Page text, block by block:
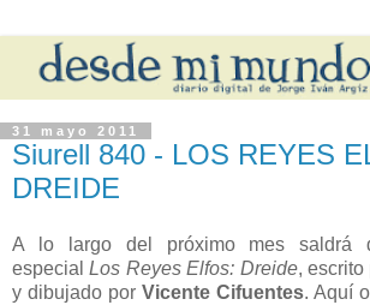
31 mayo 2011
Siurell 840 - LOS REYES
DREIDE
A lo largo del próximo mes saldrá
especialLos Reyes Elfos: Dreide, escrito
y dibujado por Vicente Cifuentes. Aquí